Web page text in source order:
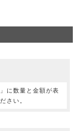
に数量と金額が表
さい。